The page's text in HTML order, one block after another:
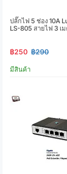
ปลั๊กไฟ 5 ช่อง 10A
LS-805 สายไฟ 3 เ
฿250 ฿290
มีสินค้า